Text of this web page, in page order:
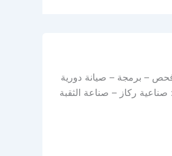
فحص – برمجة – صيانة دورية
صبغ سيارات نحن خيارك الأفضل اتصل بنا: 0569391132 العنوان : صناعية ركاز – صناعة الثقبة